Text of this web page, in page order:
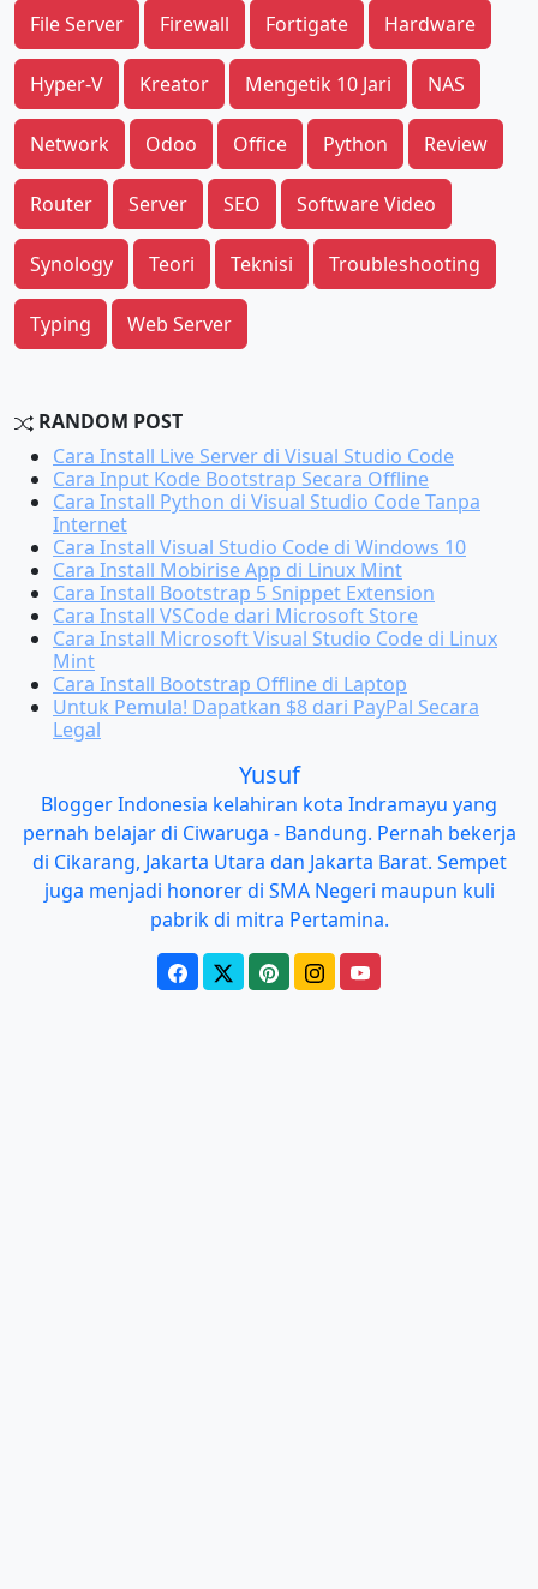
File Server Firewall Fortigate Hardware
Hyper-V Kreator Mengetik 10 Jari NAS
Network Odoo Office Python Review
Router Server SEO Software Video
Synology Teori Teknisi Troubleshooting
Typing Web Server
RANDOM POST
Cara Install Live Server di Visual Studio Code
Cara Input Kode Bootstrap Secara Offline
Cara Install Python di Visual Studio Code Tanpa
Internet
Cara Install Visual Studio Code di Windows 10
Cara Install Mobirise App di Linux Mint
Cara Install Bootstrap 5 Snippet Extension
Cara Install VSCode dari Microsoft Store
Cara Install Microsoft Visual Studio Code di Linux
Mint
Cara Install Bootstrap Offline di Laptop
Untuk Pemula! Dapatkan $8 dari PayPal Secara
Legal
Yusuf
Blogger Indonesia kelahiran kota Indramayu yang
pernah belajar di Ciwaruga - Bandung. Pernah bekerja
di Cikarang, Jakarta Utara dan Jakarta Barat. Sempet
juga menjadi honorer di SMA Negeri maupun kuli
pabrik di mitra Pertamina.